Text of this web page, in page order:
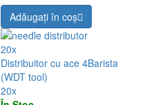
Adăugați în coş
20x
Distribuitor cu ace 4Barista
(WDT tool)
20x